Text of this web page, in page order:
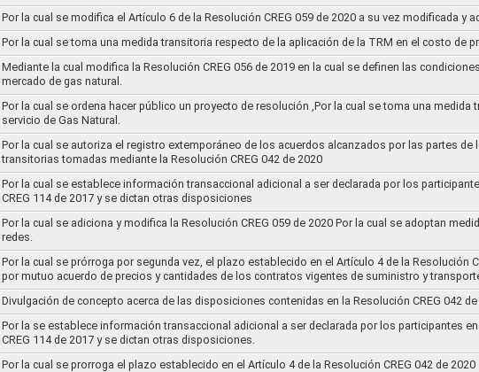
Por la cual se modifica el Artículo 6 de la Resolución CREG 059 de 2020 a su vez modificada
Por la cual se toma una medida transitoria respecto de la aplicación de la TRM en el costo de
Mediante la cual modifica la Resolución CREG 056 de 2019 en la cual se definen las
mercado de gas natural.
Por la cual se ordena hacer público un proyecto de resolución ,Por la cual se toma una
servicio de Gas Natural.
Por la cual se autoriza el registro extemporáneo de los acuerdos alcanzados por las partes
transitorias tomadas mediante la Resolución CREG 042 de 2020
Por la cual se establece información transaccional adicional a ser declarada por los
CREG 114 de 2017 y se dictan otras disposiciones
Por la cual se adiciona y modifica la Resolución CREG 059 de 2020 Por la cual se adoptan
redes.
Por la cual se prórroga por segunda vez, el plazo establecido en el Artículo 4 de la
por mutuo acuerdo de precios y cantidades de los contratos vigentes de suministro y
Divulgación de concepto acerca de las disposiciones contenidas en la Resolución CREG 042
Por la se establece información transaccional adicional a ser declarada por los participantes
CREG 114 de 2017 y se dictan otras disposiciones.
Por la cual se prorroga el plazo establecido en el Artículo 4 de la Resolución CREG 042 de 2020